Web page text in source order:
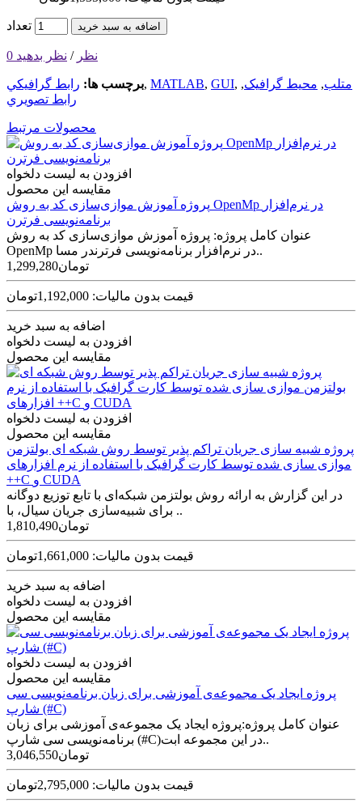
تعداد اضافه به سبد خرید
0 نظر / نظر بدهید
برچسب ها: رابط گرافيكي , MATLAB, GUI, متلب, محیط گرافیک,
رابط تصويري
محصولات مرتبط
افزودن به لیست دلخواه
مقایسه این محصول
پروژه آموزش موازی‌سازی کد به روش OpenMp در نرم‌افزار
برنامه‌نویسی فرترن
عنوان کامل پروژه: پروژه آموزش موازی‌سازی کد به روش
OpenMp در نرم‌افزار برنامه‌نویسی فرترندر مسا..
1,299,280تومان
قیمت بدون مالیات: 1,192,000تومان
اضافه به سبد خرید
افزودن به لیست دلخواه
مقایسه این محصول
افزودن به لیست دلخواه
مقایسه این محصول
پروژه شبیه سازی جریان تراکم پذیر توسط روش شبکه ای بولتزمن
موازی سازی شده توسط کارت گرافیک با استفاده از نرم افزارهای
++C و CUDA
در این گزارش به ارائه روش بولتزمن شبکه‌­ای با تابع توزیع دوگانه
برای شبیه­‌سازی جریان سیال، با ..
1,810,490تومان
قیمت بدون مالیات: 1,661,000تومان
اضافه به سبد خرید
افزودن به لیست دلخواه
مقایسه این محصول
افزودن به لیست دلخواه
مقایسه این محصول
پروژه ایجاد یک مجموعه‌ی آموزشی برای زبان برنامه‌نویسی سی
شارپ (#C)
عنوان کامل پروژه:پروژه ایجاد یک مجموعه‌ی آموزشی برای زبان
برنامه‌نویسی سی شارپ (#C)در این مجموعه ابت..
3,046,550تومان
قیمت بدون مالیات: 2,795,000تومان